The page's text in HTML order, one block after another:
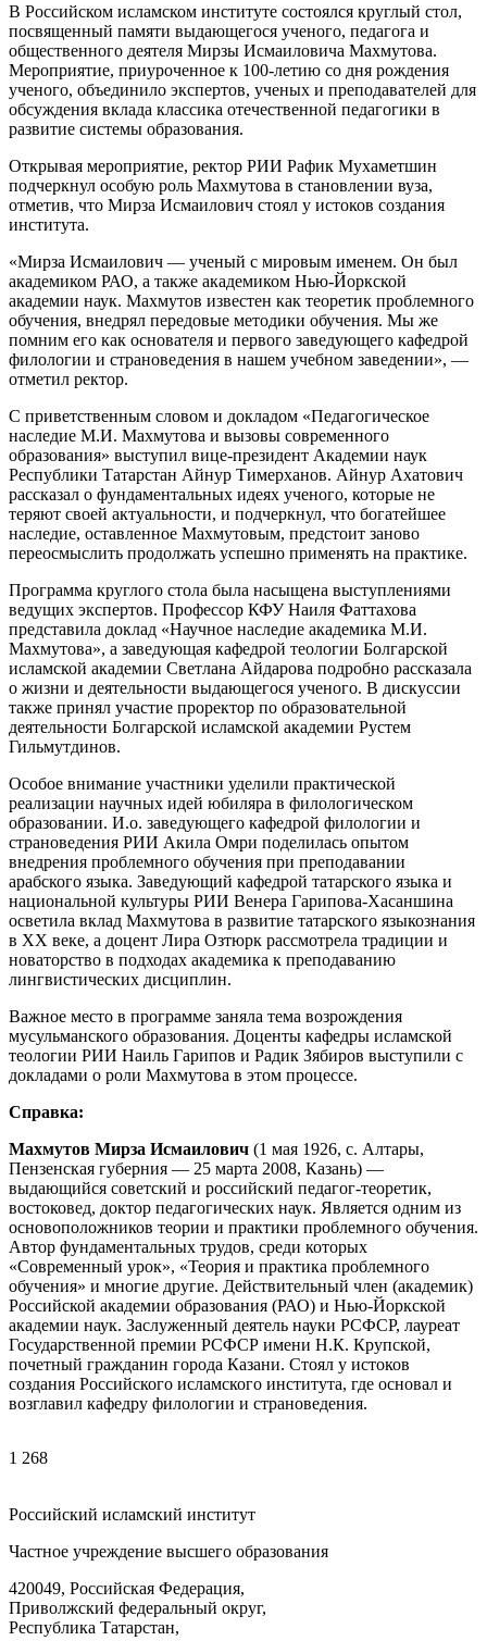
В Российском исламском институте состоялся круглый стол,
посвященный памяти выдающегося ученого, педагога и
общественного деятеля Мирзы Исмаиловича Махмутова.
Мероприятие, приуроченное к 100-летию со дня рождения
ученого, объединило экспертов, ученых и преподавателей для
обсуждения вклада классика отечественной педагогики в
развитие системы образования.
Открывая мероприятие, ректор РИИ Рафик Мухаметшин
подчеркнул особую роль Махмутова в становлении вуза,
отметив, что Мирза Исмаилович стоял у истоков создания
института.
«Мирза Исмаилович — ученый с мировым именем. Он был
академиком РАО, а также академиком Нью-Йоркской
академии наук. Махмутов известен как теоретик проблемного
обучения, внедрял передовые методики обучения. Мы же
помним его как основателя и первого заведующего кафедрой
филологии и страноведения в нашем учебном заведении», —
отметил ректор.
С приветственным словом и докладом «Педагогическое
наследие М.И. Махмутова и вызовы современного
образования» выступил вице-президент Академии наук
Республики Татарстан Айнур Тимерханов. Айнур Ахатович
рассказал о фундаментальных идеях ученого, которые не
теряют своей актуальности, и подчеркнул, что богатейшее
наследие, оставленное Махмутовым, предстоит заново
переосмыслить продолжать успешно применять на практике.
Программа круглого стола была насыщена выступлениями
ведущих экспертов. Профессор КФУ Наиля Фаттахова
представила доклад «Научное наследие академика М.И.
Махмутова», а заведующая кафедрой теологии Болгарской
исламской академии Светлана Айдарова подробно рассказала
о жизни и деятельности выдающегося ученого. В дискуссии
также принял участие проректор по образовательной
деятельности Болгарской исламской академии Рустем
Гильмутдинов.
Особое внимание участники уделили практической
реализации научных идей юбиляра в филологическом
образовании. И.о. заведующего кафедрой филологии и
страноведения РИИ Акила Омри поделилась опытом
внедрения проблемного обучения при преподавании
арабского языка. Заведующий кафедрой татарского языка и
национальной культуры РИИ Венера Гарипова-Хасаншина
осветила вклад Махмутова в развитие татарского языкознания
в ХХ веке, а доцент Лира Озтюрк рассмотрела традиции и
новаторство в подходах академика к преподаванию
лингвистических дисциплин.
Важное место в программе заняла тема возрождения
мусульманского образования. Доценты кафедры исламской
теологии РИИ Наиль Гарипов и Радик Зябиров выступили с
докладами о роли Махмутова в этом процессе.
Справка:
Махмутов Мирза Исмаилович (1 мая 1926, с. Алтары,
Пензенская губерния — 25 марта 2008, Казань) —
выдающийся советский и российский педагог-теоретик,
востоковед, доктор педагогических наук. Является одним из
основоположников теории и практики проблемного обучения.
Автор фундаментальных трудов, среди которых
«Современный урок», «Теория и практика проблемного
обучения» и многие другие. Действительный член (академик)
Российской академии образования (РАО) и Нью-Йоркской
академии наук. Заслуженный деятель науки РСФСР, лауреат
Государственной премии РСФСР имени Н.К. Крупской,
почетный гражданин города Казани. Стоял у истоков
создания Российского исламского института, где основал и
возглавил кафедру филологии и страноведения.
1 268
Российский исламский институт
Частное учреждение высшего образования
420049, Российская Федерация,
Приволжский федеральный округ,
Республика Татарстан,